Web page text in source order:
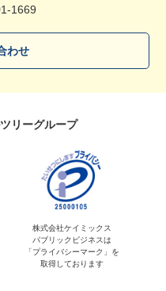
1669
わせ
リーグループ
株式会社ケイミックス
パブリックビジネスは
「プライバシーマーク」を
取得しております